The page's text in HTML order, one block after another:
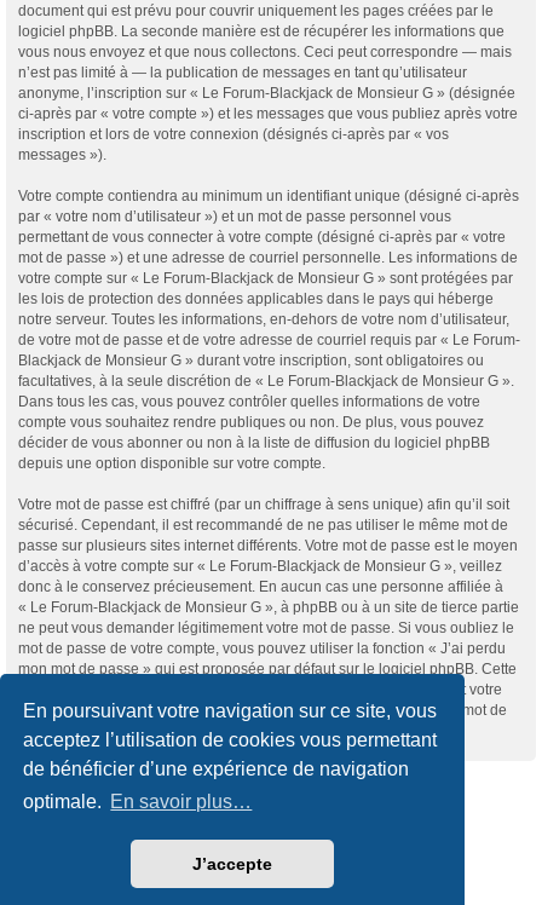
En poursuivant votre navigation sur ce site, vous
acceptez l’utilisation de cookies vous permettant
de bénéficier d’une expérience de navigation
optimale. En savoir plus…
J’accepte
document qui est prévu pour couvrir uniquement les pages créées par le
logiciel phpBB. La seconde manière est de récupérer les informations que
vous nous envoyez et que nous collectons. Ceci peut correspondre — mais
n’est pas limité à — la publication de messages en tant qu’utilisateur
anonyme, l’inscription sur « Le Forum-Blackjack de Monsieur G » (désignée
ci-après par « votre compte ») et les messages que vous publiez après votre
inscription et lors de votre connexion (désignés ci-après par « vos
messages »).
Votre compte contiendra au minimum un identifiant unique (désigné ci-après
par « votre nom d’utilisateur ») et un mot de passe personnel vous
permettant de vous connecter à votre compte (désigné ci-après par « votre
mot de passe ») et une adresse de courriel personnelle. Les informations de
votre compte sur « Le Forum-Blackjack de Monsieur G » sont protégées par
les lois de protection des données applicables dans le pays qui héberge
notre serveur. Toutes les informations, en-dehors de votre nom d’utilisateur,
de votre mot de passe et de votre adresse de courriel requis par « Le Forum-
Blackjack de Monsieur G » durant votre inscription, sont obligatoires ou
facultatives, à la seule discrétion de « Le Forum-Blackjack de Monsieur G ».
Dans tous les cas, vous pouvez contrôler quelles informations de votre
compte vous souhaitez rendre publiques ou non. De plus, vous pouvez
décider de vous abonner ou non à la liste de diffusion du logiciel phpBB
depuis une option disponible sur votre compte.
Votre mot de passe est chiffré (par un chiffrage à sens unique) afin qu’il soit
sécurisé. Cependant, il est recommandé de ne pas utiliser le même mot de
passe sur plusieurs sites internet différents. Votre mot de passe est le moyen
d’accès à votre compte sur « Le Forum-Blackjack de Monsieur G », veillez
donc à le conservez précieusement. En aucun cas une personne affiliée à
« Le Forum-Blackjack de Monsieur G », à phpBB ou à un site de tierce partie
ne peut vous demander légitimement votre mot de passe. Si vous oubliez le
mot de passe de votre compte, vous pouvez utiliser la fonction « J’ai perdu
mon mot de passe » qui est proposée par défaut sur le logiciel phpBB. Cette
fonctionnalité vous demandera de spécifier votre nom d’utilisateur et votre
adresse de courriel et le logiciel phpBB générera alors un nouveau mot de
passe afin que vous puissiez reprendre le contrôle de votre compte.
Accueil du forum
phpBB® Forum Software © phpBB Limited
Qiaeru
we_universalcreated by INVENTEA & v12mike